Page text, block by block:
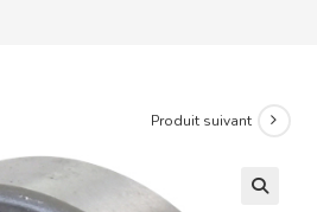
Produit suivant